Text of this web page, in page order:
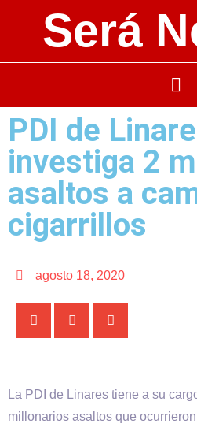
Será
PDI de
investiga 2
asaltos a
cigarrillos
agosto 18, 2020
La PDI de Linares tiene a su
millonarios asaltos que